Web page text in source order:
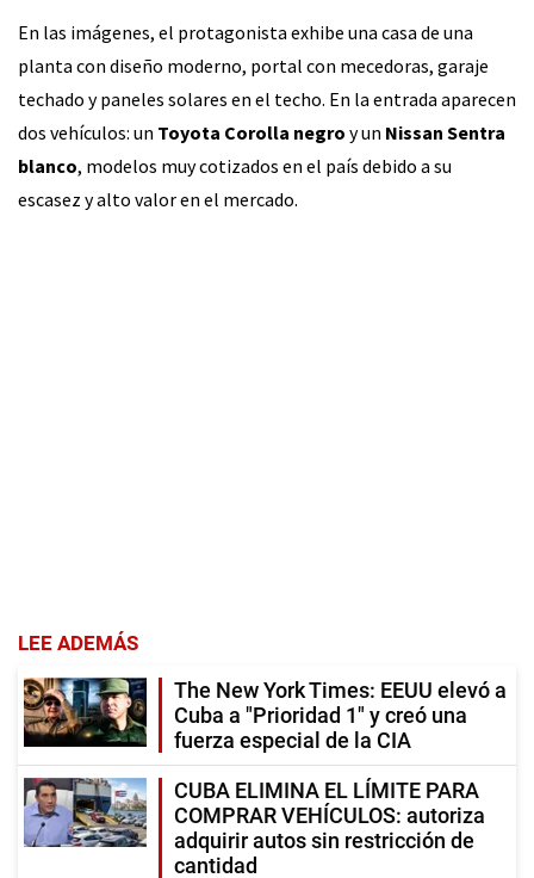
En las imágenes, el protagonista exhibe una casa de una
planta con diseño moderno, portal con mecedoras, garaje
techado y paneles solares en el techo. En la entrada aparecen
dos vehículos: un Toyota Corolla negro y un Nissan Sentra
blanco, modelos muy cotizados en el país debido a su
escasez y alto valor en el mercado.
LEE ADEMÁS
The New York Times: EEUU elevó a
Cuba a "Prioridad 1" y creó una
fuerza especial de la CIA
CUBA ELIMINA EL LÍMITE PARA
COMPRAR VEHÍCULOS: autoriza
adquirir autos sin restricción de
cantidad